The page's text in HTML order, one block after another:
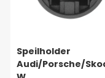
Speilholder
Audi/Porsche/